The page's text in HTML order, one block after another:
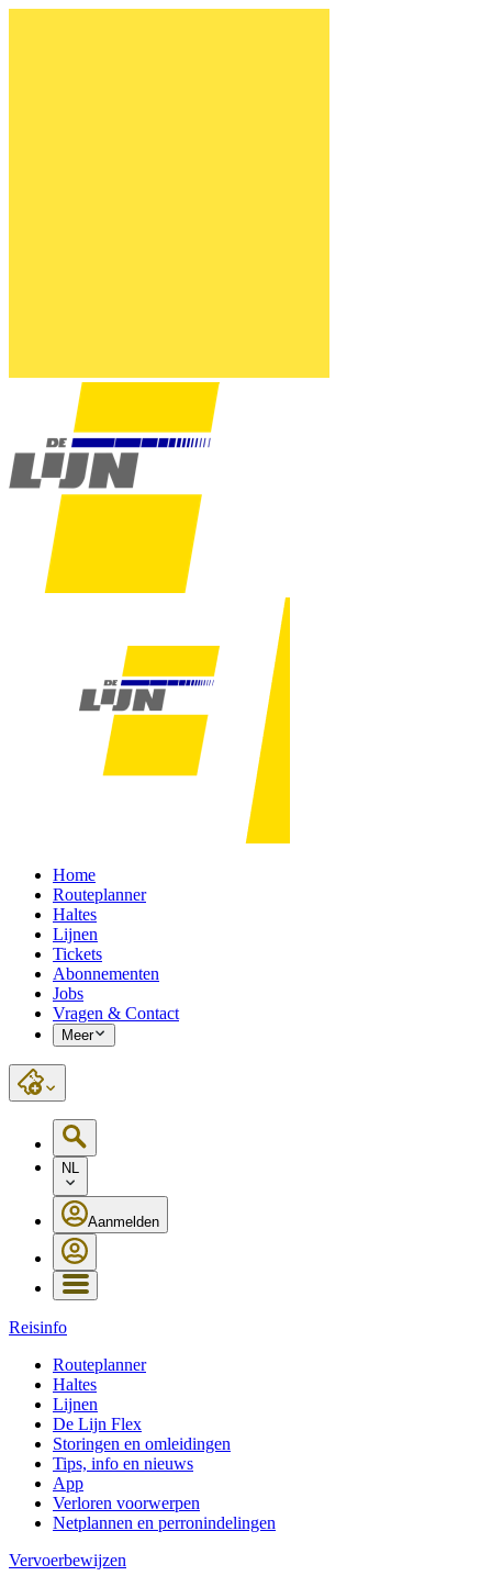
Home
Routeplanner
Haltes
Lijnen
Tickets
Abonnementen
Jobs
Vragen & Contact
Meer
NL
Aanmelden
Reisinfo
Routeplanner
Haltes
Lijnen
De Lijn Flex
Storingen en omleidingen
Tips, info en nieuws
App
Verloren voorwerpen
Netplannen en perronindelingen
Vervoerbewijzen